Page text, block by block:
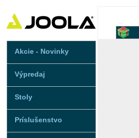
Akcie - Novinky
Výpredaj
Stoly
Príslušenstvo